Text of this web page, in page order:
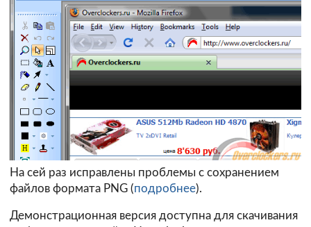
На сей раз исправлены проблемы с сохранением
файлов формата PNG (подробнее).
Демонстрационная версия доступна для скачивания